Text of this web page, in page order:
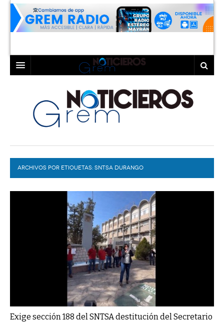
LAGUNA
TORREÓN
GÓMEZ PALACIO
LERDO
COAHUILA
DURANGO
DEPORTES
EL EXACTO
EXA INFORMA
CONTEXTOS
TRAYECTO LAGUNA
A MEDIA MAÑANA
A TODA LEY
DIÁLOGOS CON LA HISTORIA
TWEETS AND BEATS
LA MEJOR 97.1 ESTÉREO GALLITO
ACTUALIDADES GREM
COLABORADORES
ACTUALIDADES GREM
ARCHIVOS POR ETIQUETAS: SNTSA DURANGO
Exige sección 188 del SNTSA destitución del Secretario